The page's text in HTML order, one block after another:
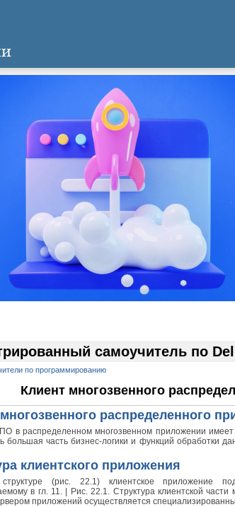
самоучитель по
по программированию
Клиент многозвенного
распределенного
в распределенном многозвенном приложении
большая часть бизнес-логики и функций обработки
клиентского приложения
(рис. 22.1) клиентское приложение
в гл. 11. | Рис. 22.1. Структура клиентской
приложений осуществляется